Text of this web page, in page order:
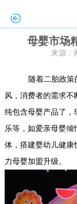
母婴市场
来源：
随着二胎政策
风，消费者的需求
纯包含母婴产品了，
乐等，如爱亲母婴
体，搭建婴幼儿健康
力母婴加盟升级。